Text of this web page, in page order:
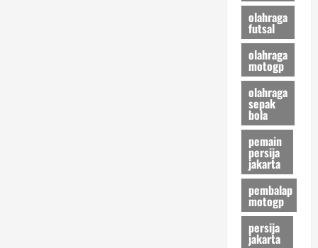
olahraga
futsal
olahraga
motogp
olahraga
sepak
bola
pemain
persija
jakarta
pembalap
motogp
persija
jakarta